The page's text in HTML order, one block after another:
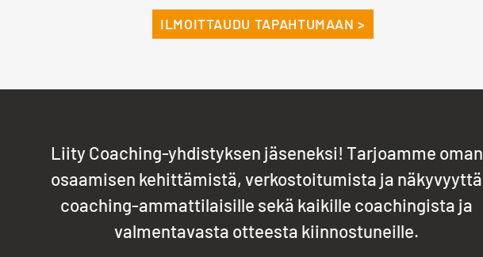
ILMOITTAUDU TAPAHTUMAAN >
Liity Coaching-yhdistyksen jäseneksi! Tarjoamme oman
osaamisen kehittämistä, verkostoitumista ja näkyvyyttä
coaching-ammattilaisille sekä kaikille coachingista ja
valmentavasta otteesta kiinnostuneille.